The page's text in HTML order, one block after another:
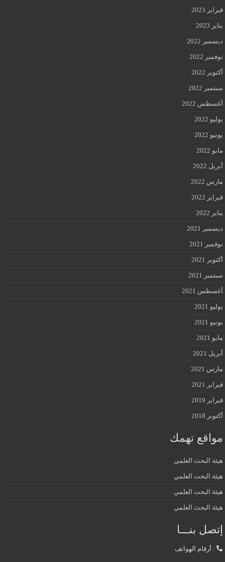
فبراير 2023
يناير 2023
ديسمبر 2022
نوفمبر 2022
أكتوبر 2022
سبتمبر 2022
أغسطس 2022
يوليو 2022
يونيو 2022
مايو 2022
أبريل 2022
مارس 2022
فبراير 2022
يناير 2022
ديسمبر 2021
نوفمبر 2021
أكتوبر 2021
سبتمبر 2021
أغسطس 2021
يوليو 2021
يونيو 2021
مايو 2021
أبريل 2021
مارس 2021
فبراير 2021
فبراير 2019
أكتوبر 2018
مواقع تهمك
هيئة البحث العلمي
هيئة البحث العلمي
هيئة البحث العلمي
هيئة البحث العلمي
إتصل بنـــا
: أرقام الهواتف